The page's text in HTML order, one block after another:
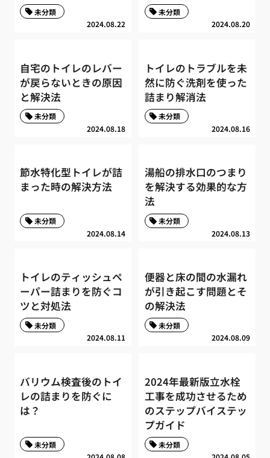
2024.08.22
未分類
2024.08.20
未分類
自宅のトイレのレバー
が戻らないときの原因
と解決法
2024.08.18
未分類
トイレのトラブルを未
然に防ぐ洗剤を使った
詰まり解消法
2024.08.16
未分類
節水特化型トイレが詰
まった時の解決方法
2024.08.14
未分類
湯船の排水口のつまり
を解決する効果的な方
法
2024.08.13
未分類
トイレのティッシュペ
ーパー詰まりを防ぐコ
ツと対処法
2024.08.11
未分類
便器と床の間の水漏れ
が引き起こす問題とそ
の解決法
2024.08.09
未分類
バリウム検査後のトイ
レの詰まりを防ぐに
は？
未分類
2024年最新版立水栓
工事を成功させるため
のステップバイステッ
プガイド
未分類